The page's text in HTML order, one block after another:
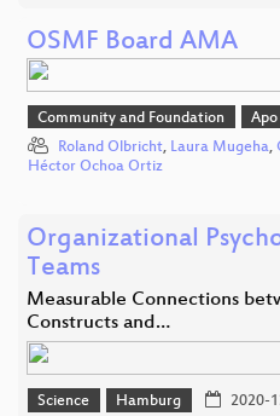
OSMF Board AMA
Community and Foundation Apo
Roland Olbricht, Laura Mugeha,
Héctor Ochoa Ortiz
Organizational
Teams
Measurable Connections
Constructs and…
Science Hamburg 2020-